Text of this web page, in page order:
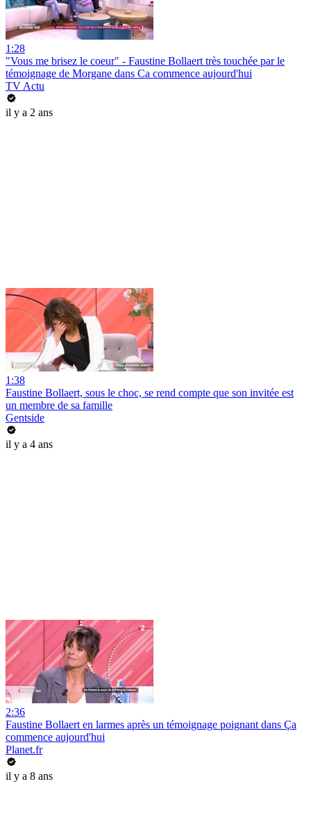
1:28
"Vous me brisez le coeur" - Faustine Bollaert très touchée par le
témoignage de Morgane dans Ca commence aujourd'hui
TV Actu
il y a 2 ans
1:38
Faustine Bollaert, sous le choc, se rend compte que son invitée est
un membre de sa famille
Gentside
il y a 4 ans
2:36
Faustine Bollaert en larmes après un témoignage poignant dans Ça
commence aujourd'hui
Planet.fr
il y a 8 ans